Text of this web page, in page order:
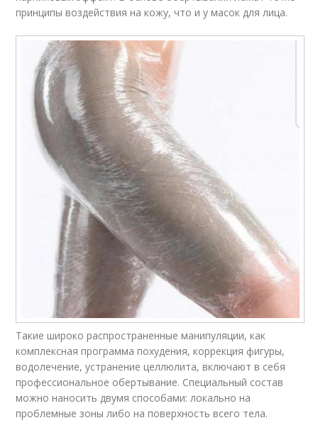
принципы воздействия на кожу, что и у масок для лица.
Такие широко распространенные манипуляции, как
комплексная программа похудения, коррекция фигуры,
водолечение, устранение целлюлита, включают в себя
профессиональное обертывание. Специальный состав
можно наносить двумя способами: локально на
проблемные зоны либо на поверхность всего тела.